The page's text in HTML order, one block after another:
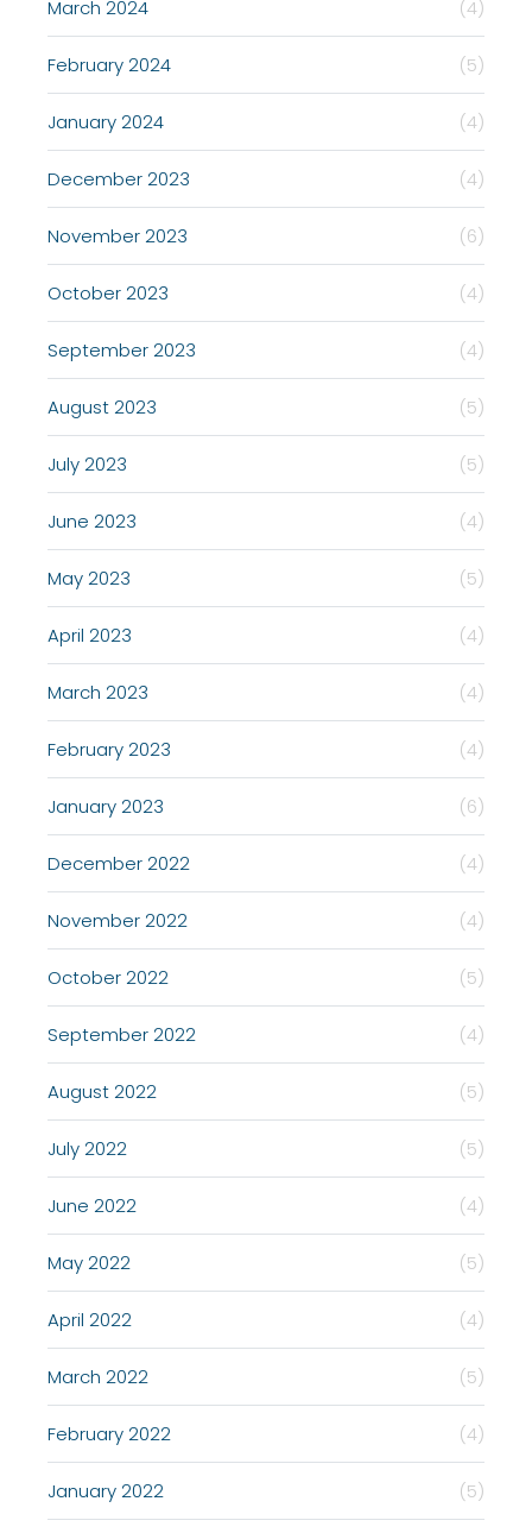
March 2024 (4)
February 2024 (5)
January 2024 (4)
December 2023 (4)
November 2023 (6)
October 2023 (4)
September 2023 (4)
August 2023 (5)
July 2023 (5)
June 2023 (4)
May 2023 (5)
April 2023 (4)
March 2023 (4)
February 2023 (4)
January 2023 (6)
December 2022 (4)
November 2022 (4)
October 2022 (5)
September 2022 (4)
August 2022 (5)
July 2022 (5)
June 2022 (4)
May 2022 (5)
April 2022 (4)
March 2022 (5)
February 2022 (4)
January 2022 (5)